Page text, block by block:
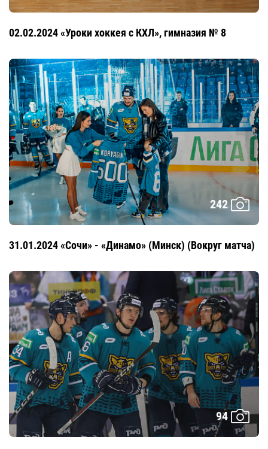
02.02.2024 «Уроки хоккея с КХЛ», гимназия № 8
242
31.01.2024 «Сочи» - «Динамо» (Минск) (Вокруг матча)
94